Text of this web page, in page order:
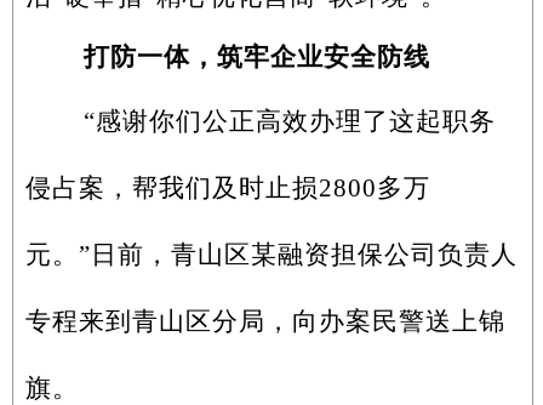
打防一体，筑牢企业安全防线
“感谢你们公正高效办理了这起职务
侵占案，帮我们及时止损2800多万
元。”日前，青山区某融资担保公司负责人
专程来到青山区分局，向办案民警送上锦
旗。